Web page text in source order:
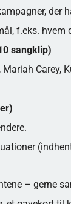
der
f.eks.
sangklip)
Carey,
– gerne